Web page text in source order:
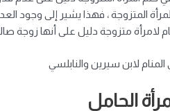
المتزوجة ، فهذا يشير إلى وجود
لامرأة متزوجة دليل على أنها زوجة
لابن سيرين والنابلسي
الحامل